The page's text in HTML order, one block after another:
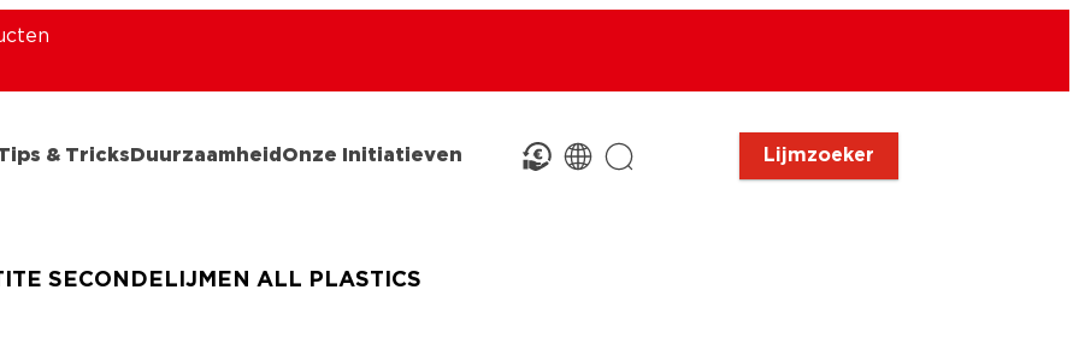
& Tricks Duurzaamheid Onze Initiatieven Lijmzoeker
SECONDELIJMEN ALL PLASTICS